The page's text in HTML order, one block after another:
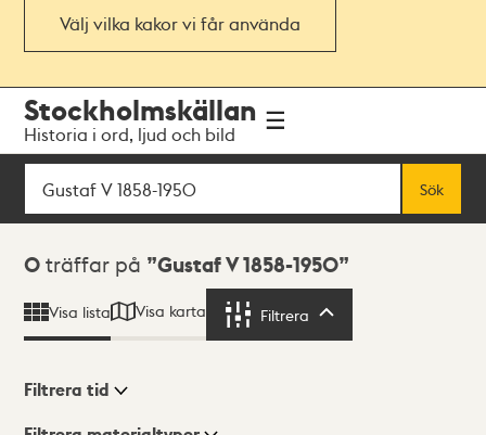
Välj vilka kakor vi får använda
navigationen
huvudinnehållet
Stockholmskällan
Historia i ord, ljud och bild
Sök
Sök
Sökresultat
0 träffar på Gustaf V 1858-1950
Visa lista Visa karta Filtrera
Filtrera tid